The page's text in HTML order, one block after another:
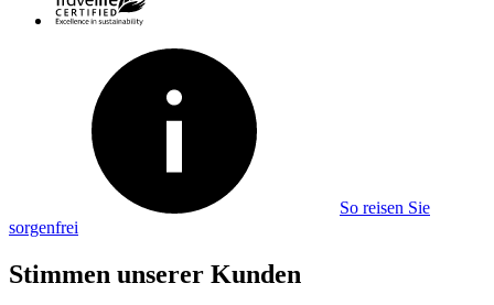
So reisen Sie
sorgenfrei
Stimmen unserer Kunden